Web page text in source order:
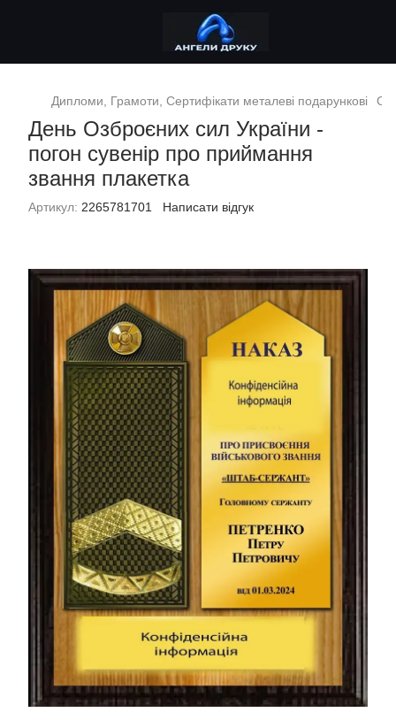
Дипломи, Грамоти, Сертифікати металеві подарункові
День Озброєних сил України -
погон сувенір про приймання
звання плакетка
Артикул: 2265781701 Написати відгук